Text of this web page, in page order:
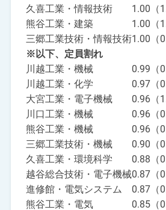
久喜工業・情報技術 1.00（
熊谷工業・建築 1.00（
三郷工業技術・情報技術1.00（
※以下、定員割れ
川越工業・機械 0.99（
川越工業・化学 0.97（
大宮工業・電子機械 0.96（
川口工業・機械 0.96（
熊谷工業・機械 0.96（
三郷工業技術・機械 0.90（
久喜工業・環境科学 0.88（
越谷総合技術・電子機械0.87（
進修館・電気システム 0.87（
熊谷工業・電気 0.85（